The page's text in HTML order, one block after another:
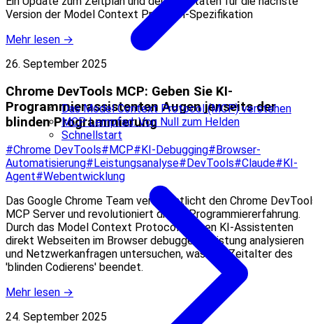
Das Model Context Protocol (MCP) verstehen
MCP Lernpfad: Von Null zum Helden
Schnellstart
Version der Model Context Protocol-Spezifikation
Mehr lesen →
26. September 2025
Chrome DevTools MCP: Geben Sie KI-
Programmierassistenten Augen jenseits der
blinden Programmierung
#Chrome DevTools#MCP#KI-Debugging#Browser-
Automatisierung#Leistungsanalyse#DevTools#Claude#KI-
Agent#Webentwicklung
Das Google Chrome Team veröffentlicht den Chrome
MCP Server und revolutioniert die KI-Programmiererfahrung.
Durch das Model Context Protocol können KI-Assistenten
direkt Webseiten im Browser debuggen, Leistung analysieren
und Netzwerkanfragen untersuchen, was das Zeitalter des
'blinden Codierens' beendet.
Mehr lesen →
24. September 2025